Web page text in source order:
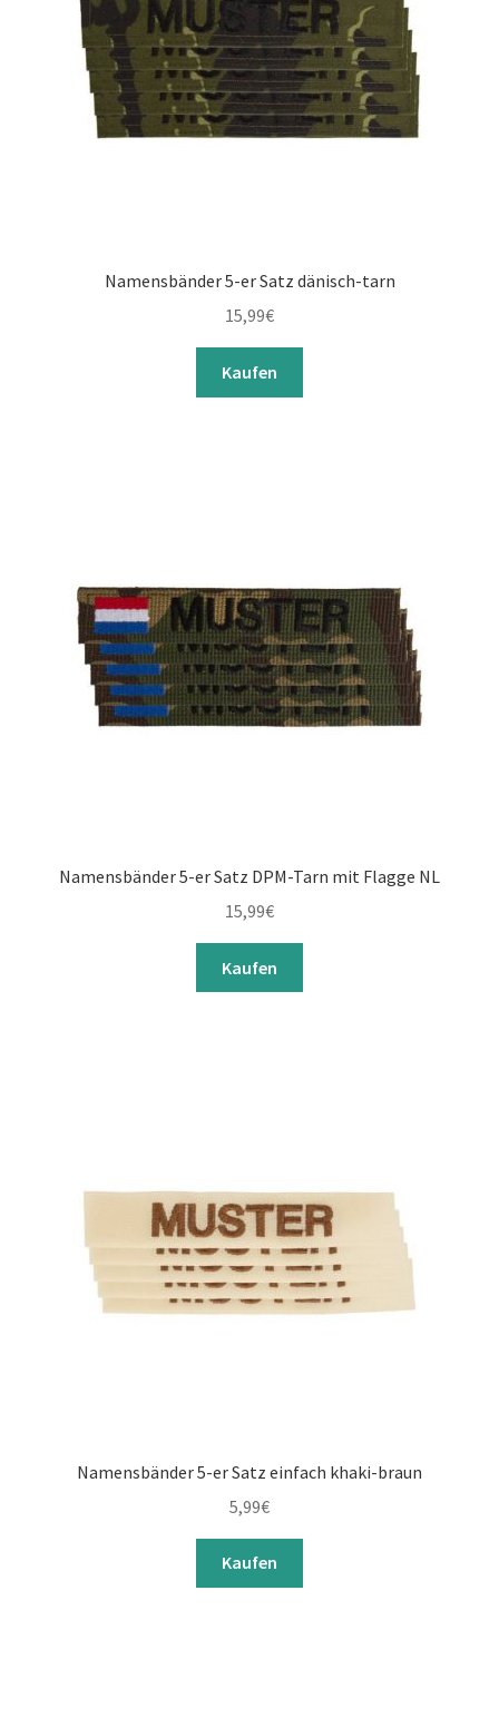
Namensbänder 5-er Satz dänisch-tarn
15,99€
Kaufen
Namensbänder 5-er Satz DPM-Tarn mit Flagge NL
15,99€
Kaufen
Namensbänder 5-er Satz einfach khaki-braun
5,99€
Kaufen